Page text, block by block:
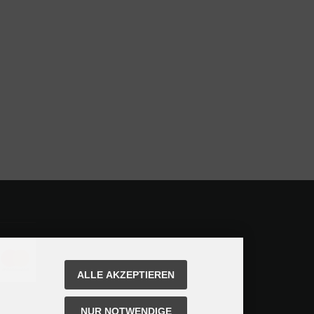
ALLE AKZEPTIEREN
NUR NOTWENDIGE